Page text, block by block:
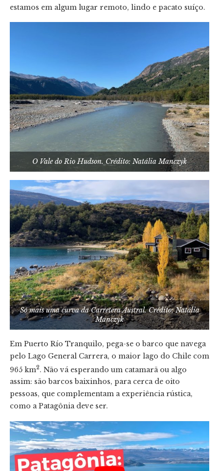
estamos em algum lugar remoto, lindo e pacato suíço.
O Vale do Rio Hudson. Crédito: Natália Manczyk
Só mais uma curva da Carretera Austral. Crédito: Natália
Manczyk
Em Puerto Río Tranquilo, pega-se o barco que navega
pelo Lago General Carrera, o maior lago do Chile com
965 km2. Não vá esperando um catamarã ou algo
assim: são barcos baixinhos, para cerca de oito
pessoas, que complementam a experiência rústica,
como a Patagônia deve ser.